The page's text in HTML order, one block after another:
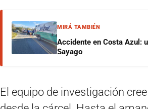
MIRÁ TAMBIÉN
Accidente en Costa Azul:
Sayago
El equipo de investigación